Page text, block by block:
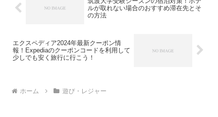
ルが取れない場合のおすすめ滞在先とそ
の方法
エクスペディア2024年最新クーポン情
報！Expediaのクーポンコードを利用して
少しでも安く旅行に行こう！
ホーム 遊び・レジャー